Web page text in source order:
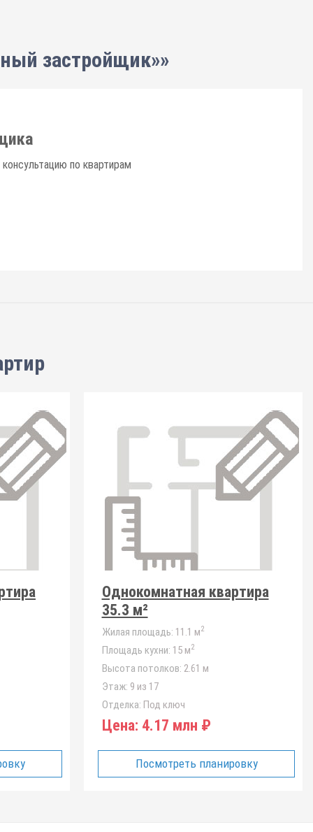
застройщик»»
по квартирам
Однокомнатная квартира
35.3 м²
Жилая площадь: 11.1 м2
Площадь кухни: 15 м2
Высота потолков: 2.61 м
Этаж: 9 из 17
Отделка: Под ключ
Цена: 4.17 млн ₽
Посмотреть планировку